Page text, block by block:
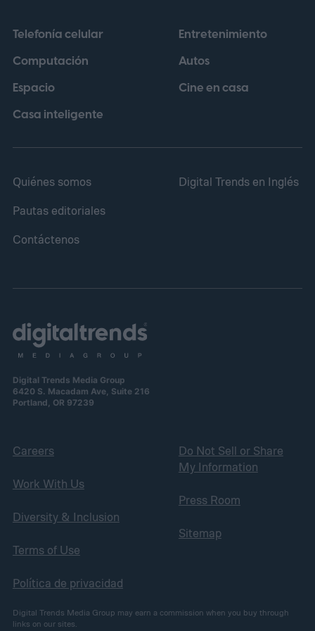
Telefonía celular
Computación
Espacio
Casa inteligente
Entretenimiento
Autos
Cine en casa
Quiénes somos
Pautas editoriales
Contáctenos
Digital Trends en Inglés
Digital Trends Media Group
6420 S. Macadam Ave, Suite 216
Portland, OR 97239
Careers
Work With Us
Diversity & Inclusion
Terms of Use
Política de privacidad
Do Not Sell or Share
My Information
Press Room
Sitemap
Digital Trends Media Group may earn a commission when you buy through
links on our sites.